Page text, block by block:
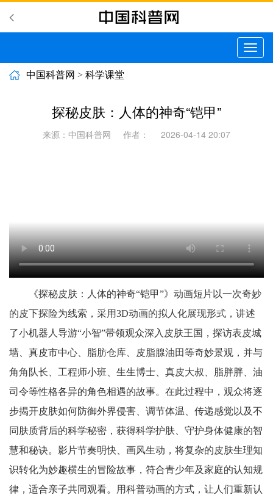
切
换
中国科普网 > 科学课堂
探秘皮肤：人体的神奇“铠甲”
来源：中国科普网 作者： 2026-04-14 20:07
《探秘皮肤：人体的神奇“铠甲”》动画短片以一次奇妙
的皮下探险为线索，采用3D动画的拟人化展现形式，讲述
了小机器人导游“小智”带领观众深入皮肤王国，探访表皮城
墙、真皮市中心、脂肪仓库、皮脂腺油田等奇妙景观，并与
角角队长、工程师小班、生生博士、真皮大叔、脂胖胖、油
司令等性格各异的角色相遇的故事。在此过程中，观众将逐
步揭开皮肤如何防御外界侵害、调节体温、传递感觉以及不
同肤质背后的科学秘密，获得科学护肤、守护身体健康的智
慧和秘诀。影片节奏明快、画风生动，将复杂的皮肤生理知
识转化为妙趣横生的冒险故事，符合青少年及家庭的认知规
律，适合亲子共同观看。用科普动画的方式，让人们重新认